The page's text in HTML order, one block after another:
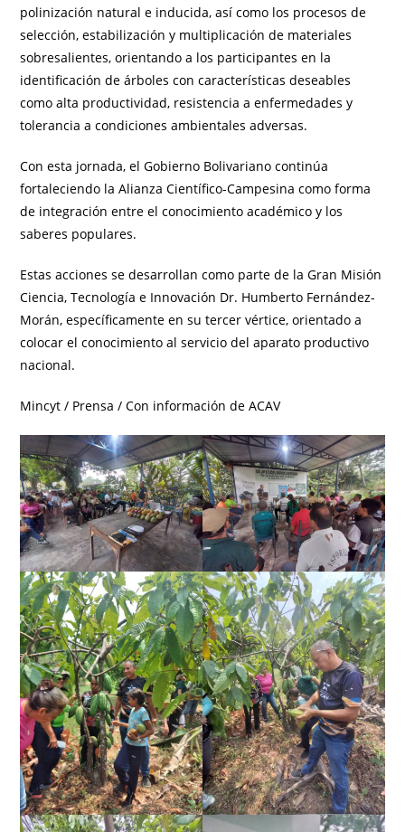
polinización natural e inducida, así como los procesos de
selección, estabilización y multiplicación de materiales
sobresalientes, orientando a los participantes en la
identificación de árboles con características deseables
como alta productividad, resistencia a enfermedades y
tolerancia a condiciones ambientales adversas.
Con esta jornada, el Gobierno Bolivariano continúa
fortaleciendo la Alianza Científico-Campesina como forma
de integración entre el conocimiento académico y los
saberes populares.
Estas acciones se desarrollan como parte de la Gran Misión
Ciencia, Tecnología e Innovación Dr. Humberto Fernández-
Morán, específicamente en su tercer vértice, orientado a
colocar el conocimiento al servicio del aparato productivo
nacional.
Mincyt / Prensa / Con información de ACAV